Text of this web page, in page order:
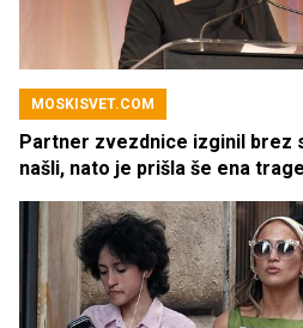
MOSKISVET.COM
Partner zvezdnice izginil brez
našli, nato je prišla še ena